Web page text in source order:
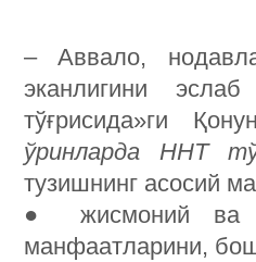
– Аввало,
эканлигини
тўғрисида»ги
ўринларда
ННТ
тузишнинг асосий
●
жисмоний ва
манфаатларини,